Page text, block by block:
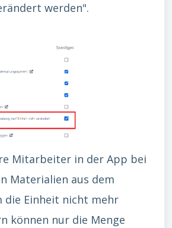
werden".
Mitarbeiter in der App bei
Materialien aus dem
die Einheit nicht mehr
können nur die Menge